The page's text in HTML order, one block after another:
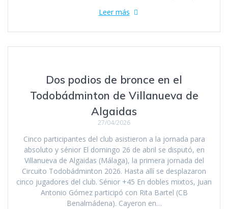
Leer más
Dos podios de bronce en el
Todobádminton de Villanueva de
Algaidas
27/04/2026
Cinco participantes del club asistieron a la jornada para
absoluto y sénior El domingo 26 de abril se disputó, en
Villanueva de Algaidas (Málaga), la primera jornada del
Circuito Todobádminton 2026. Hasta allí se desplazaron
cinco jugadores del club. Sénior +45 En dobles mixtos, Juan
Antonio Gómez participó con Rita Bartel (CB
Benalmádena). Cayeron en…